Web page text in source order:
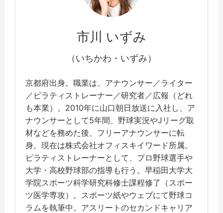
市川 いずみ
（いちかわ・いずみ）
京都府出身。職業は、アナウンサー／ライター
／ピラティストレーナー／研究者／広報（どれ
も本業）。2010年に山口朝日放送に入社し、ア
ナウンサーとして5年間、野球実況やJリーグ取
材などを務めた後、フリーアナウンサーに転
身。現在は株式会社オフィスキイワード所属。
ピラティストレーナーとして、プロ野球選手や
大学・高校野球部の指導も行う。早稲田大学大
学院スポーツ科学研究科修士課程修了（スポー
ツ医学専攻）。スポーツ紙やウェブにて野球コ
ラムを執筆中。アスリートのセカンドキャリア